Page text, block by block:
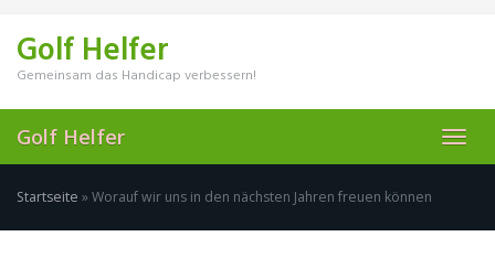
main
content
Golf Helfer
Gemeinsam das Handicap verbessern!
Golf Helfer
Startseite »Worauf wir uns in den nächsten Jahren freuen können